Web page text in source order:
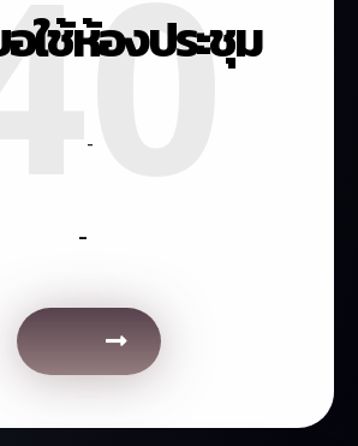
หาวิทยาลัยมหิดล เรื่อง
าร หัวจดหมาย และตรา
. 2562
บับที่ 2) พ.ศ. 2567
ะผู้อำนวยการโรง
. 2566
เวชศาสตร์เขตร้อน เรื่อง
มือประกอบการอบรมระบบ
อแฟ้มไฟล์
ใช้ห้องประชุม
-
-